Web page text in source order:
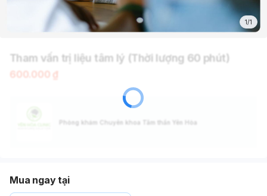
1/1
Tham vấn trị liệu tâm lý (Thời lượng 60 phút)
600.000 ₫
Phòng khám Chuyên khoa Tâm thần Yên Hòa
Mua ngay tại